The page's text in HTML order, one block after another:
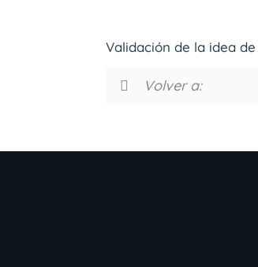
Validación de la idea
Volver a: